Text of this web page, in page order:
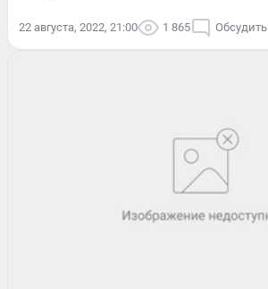
22 августа, 2022, 21:00 1 865 Обсудить